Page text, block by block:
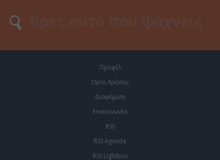
Προφίλ
Οροι Χρήσης
Διαφήμιση
Επικοινωνία
RSS
RSS Agenda
RSS Lightbox